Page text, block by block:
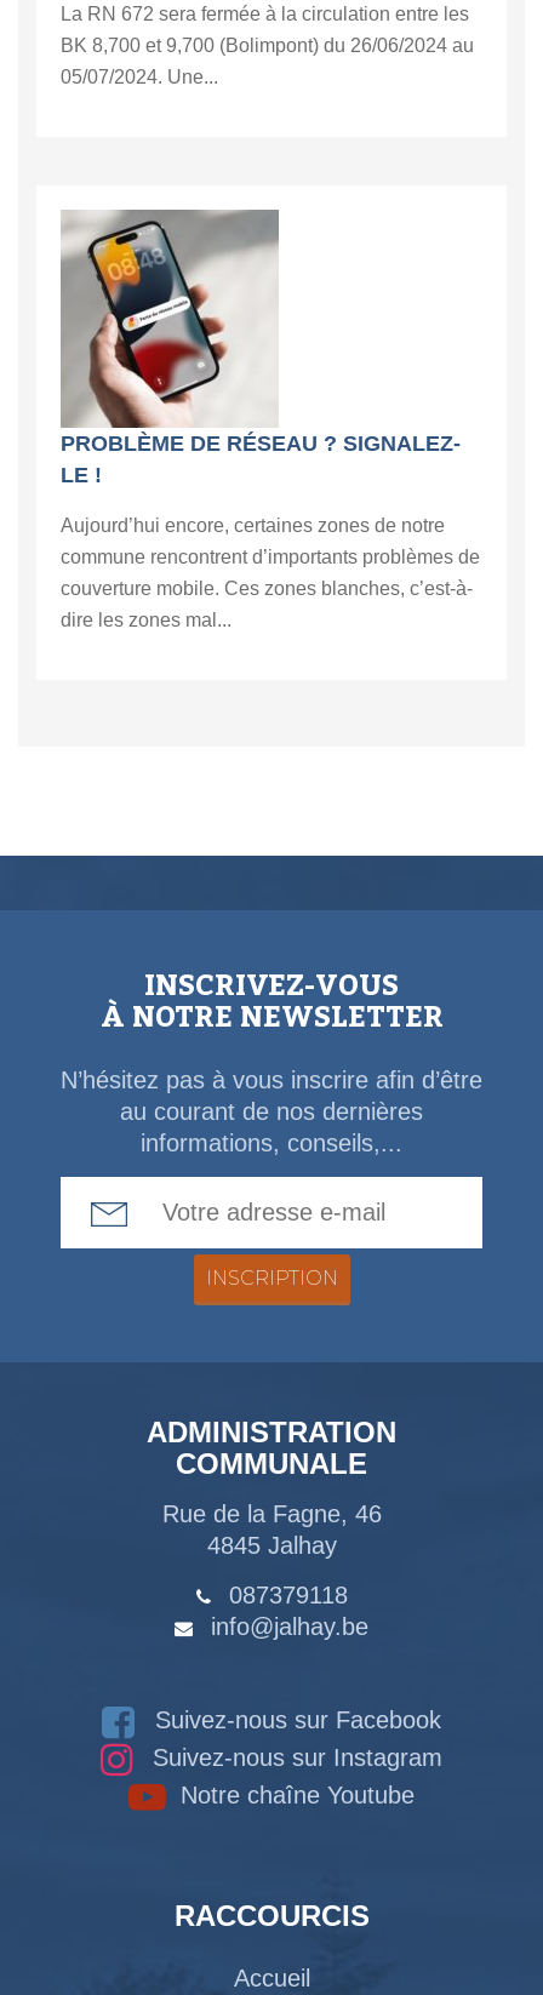
La RN 672 sera fermée à la circulation entre les
BK 8,700 et 9,700 (Bolimpont) du 26/06/2024 au
05/07/2024. Une...
PROBLÈME DE RÉSEAU ? SIGNALEZ-
LE !
Aujourd’hui encore, certaines zones de notre
commune rencontrent d’importants problèmes de
couverture mobile. Ces zones blanches, c’est-à-
dire les zones mal...
INSCRIVEZ-VOUS
À NOTRE NEWSLETTER
N’hésitez pas à vous inscrire afin d’être
au courant de nos dernières
informations, conseils,...
ADMINISTRATION
COMMUNALE
Rue de la Fagne, 46
4845 Jalhay
087379118
info@jalhay.be
Suivez-nous sur Facebook
Suivez-nous sur Instagram
Notre chaîne Youtube
RACCOURCIS
Accueil